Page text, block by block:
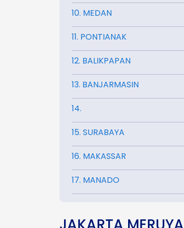
10. MEDAN
11. PONTIANAK
12. BALIKPAPAN
13. BANJARMASIN
14.
15. SURABAYA
16. MAKASSAR
17. MANADO